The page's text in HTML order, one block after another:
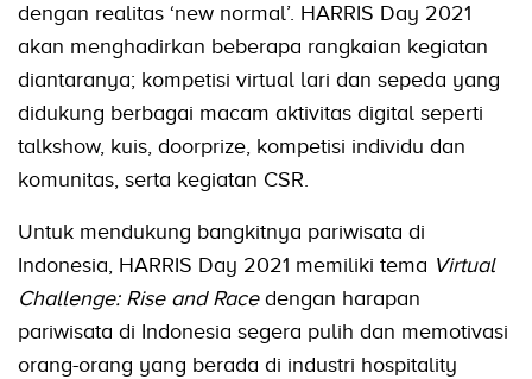
dengan realitas ‘new normal’. HARRIS Day 2021
akan menghadirkan beberapa rangkaian kegiatan
diantaranya; kompetisi virtual lari dan sepeda yang
didukung berbagai macam aktivitas digital seperti
talkshow, kuis, doorprize, kompetisi individu dan
komunitas, serta kegiatan CSR.
Untuk mendukung bangkitnya pariwisata di
Indonesia, HARRIS Day 2021 memiliki tema Virtual
Challenge: Rise and Race dengan harapan
pariwisata di Indonesia segera pulih dan memotivasi
orang-orang yang berada di industri hospitality